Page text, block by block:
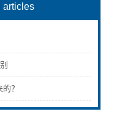
articles
？